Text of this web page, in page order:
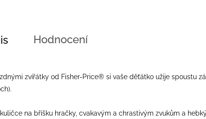
Hodnocení
zvířátky od Fisher-Price® si vaše děťátko užije spoustu
na bříšku hračky, cvakavým a chrastivým zvukům a